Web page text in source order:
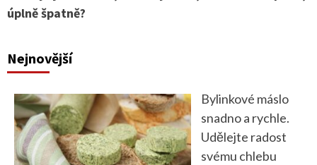
úplně špatně?
Nejnovější
Bylinkové máslo
snadno a rychle.
Udělejte radost
svému chlebu